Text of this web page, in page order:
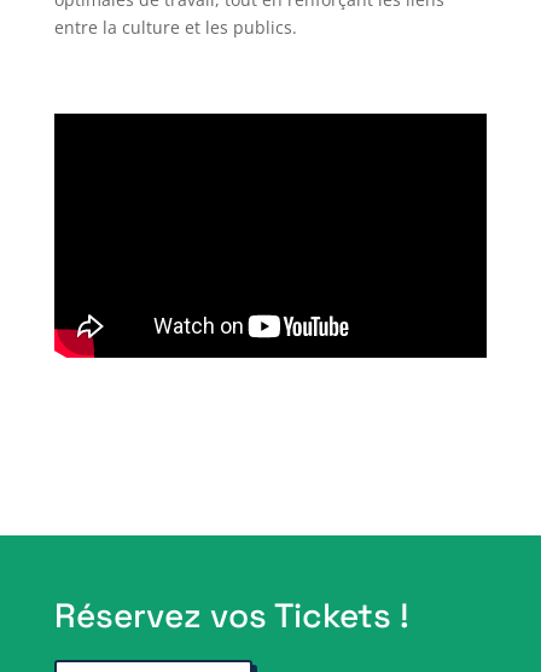
entre la culture et les publics.
Réservez vos Tickets !